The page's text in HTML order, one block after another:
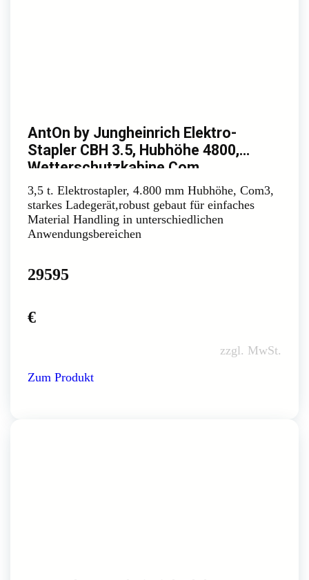
AntOn by Jungheinrich Elektro-
Stapler CBH 3.5, Hubhöhe 4800,
Wetterschutzkabine Com
3,5 t. Elektrostapler, 4.800 mm Hubhöhe, Com3,
starkes Ladegerät,robust gebaut für einfaches
Material Handling in unterschiedlichen
Anwendungsbereichen
29595
€
zzgl. MwSt.
Zum Produkt